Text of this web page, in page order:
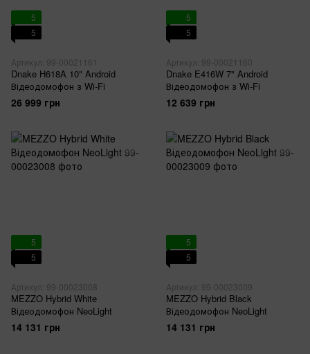
5
5
Артикул: 99-00021161
Dnake H618A 10" Android
Відеодомофон з Wi-Fi
26 999 грн
5
5
Артикул: 99-00021160
Dnake E416W 7" Android
Відеодомофон з Wi-Fi
12 639 грн
5
5
Артикул: 99-00023008
MEZZO Hybrid White
Відеодомофон NeoLight
14 131 грн
5
5
Артикул: 99-00023009
MEZZO Hybrid Black
Відеодомофон NeoLight
14 131 грн